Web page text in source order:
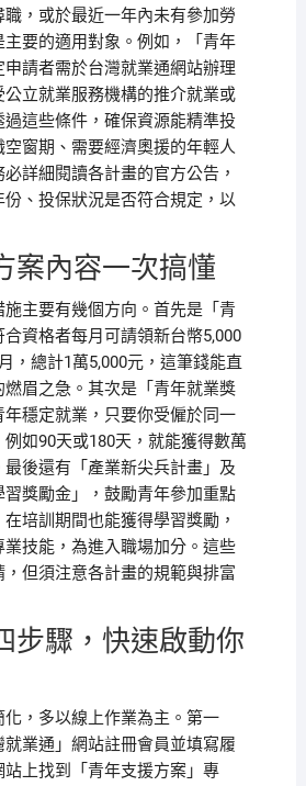
，或於最近一年內未有參加勞
主要的適用對象。例如，「青年
請者需於台灣就業通網站辦理
立就業服務機構的推介就業或
這些條件，確保資源能精準投
窗期、需要經濟奧援的年輕人
詳細閱讀各計畫的官方公告，
、投保狀況是否符合規定，以
案內容一次搞懂
施主要有幾個方向。首先是「青
資格者每月可請領新台幣5,000
，總計1萬5,000元，這筆錢能直
眉之急。其次是「青年就業獎
穩定就業，只要你受僱於同一
如90天或180天，就能獲得數萬
後還有「產業新尖兵計畫」及
習獎勵金」，鼓勵青年參加重點
培訓期間也能獲得學習獎勵，
業技能，為進入職場加分。這些
但須注意各計畫的規範與排富
步驟，快速啟動你
化，多以線上作業為主。第一
業通」網站註冊會員並填寫履
站上找到「青年支援方案」專